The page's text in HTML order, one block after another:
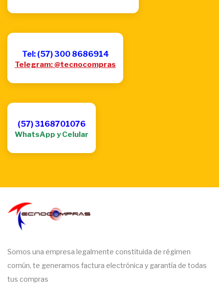
Tel: (57) 300 8686914
Telegram: @tecnocompras
(57) 3168701076
WhatsApp y Celular
Somos una empresa legalmente constituida de régimen
común, te generamos factura electrónica y garantía de todas
tus compras